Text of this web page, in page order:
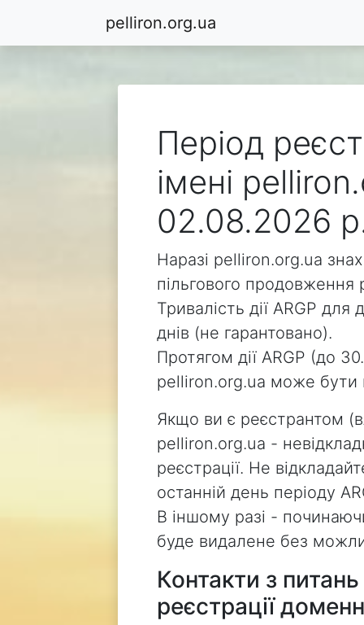
pelliron.org.ua
Період
імені
02.08.2026
Наразі pelliron.org.ua
пільгового продовження
Тривалість дії ARGP
днів (не гарантовано).
Протягом дії ARGP (до
pelliron.org.ua може бути
Якщо ви є реєстрантом
pelliron.org.ua -
реєстрації. Не
останній день періоду
В іншому разі -
буде видалене без
Контакти з
реєстрації